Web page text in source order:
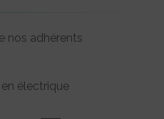
nos adhérents
électrique